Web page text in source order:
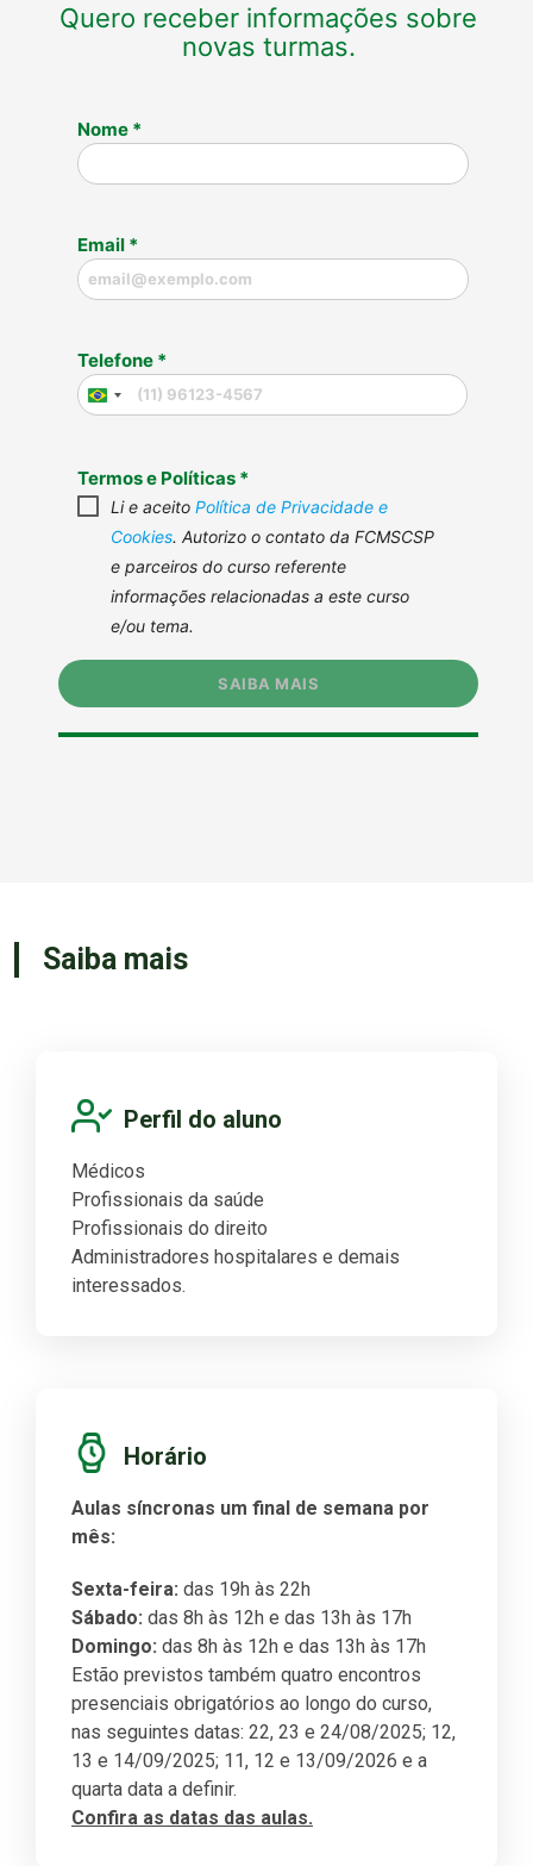
Saiba mais
Perfil do aluno
Médicos
Profissionais da saúde
Profissionais do direito
Administradores hospitalares e demais
interessados.
Horário
Aulas síncronas um final de semana por
mês:
Sexta-feira: das 19h às 22h
Sábado: das 8h às 12h e das 13h às 17h
Domingo: das 8h às 12h e das 13h às 17h
Estão previstos também quatro encontros
presenciais obrigatórios ao longo do curso,
nas seguintes datas: 22, 23 e 24/08/2025; 12,
13 e 14/09/2025; 11, 12 e 13/09/2026 e a
quarta data a definir.
Confira as datas das aulas.